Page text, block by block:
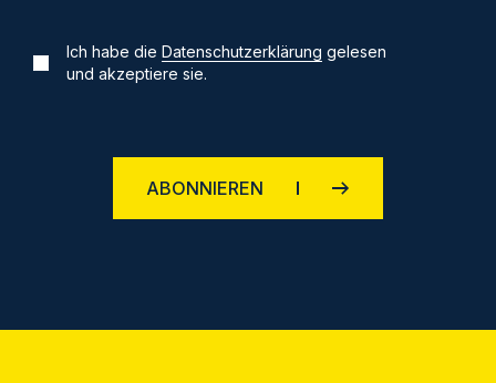
Ich habe dieDatenschutzerklärung gelesen
und akzeptiere sie.
ABONNIEREN